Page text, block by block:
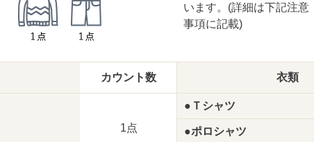
います。(詳細は下記注意
事項に記載)
カウント数
1点
衣類
●Ｔシャツ
●ポロシャツ